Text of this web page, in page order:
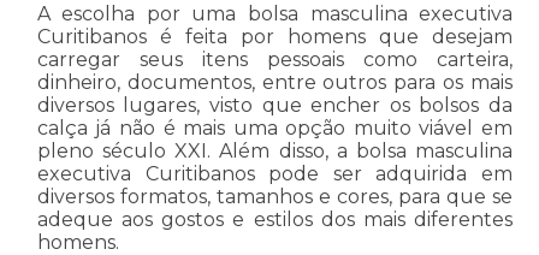
A escolha por uma bolsa masculina executiva
Curitibanos é feita por homens que desejam
carregar seus itens pessoais como carteira,
dinheiro, documentos, entre outros para os mais
diversos lugares, visto que encher os bolsos da
calça já não é mais uma opção muito viável em
pleno século XXI. Além disso, a bolsa masculina
executiva Curitibanos pode ser adquirida em
diversos formatos, tamanhos e cores, para que se
adeque aos gostos e estilos dos mais diferentes
homens.